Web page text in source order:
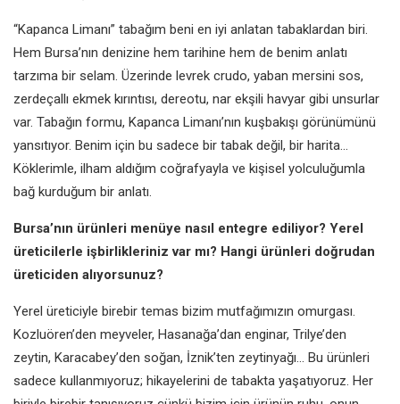
“Kapanca Limanı” tabağım beni en iyi anlatan tabaklardan biri.
Hem Bursa’nın denizine hem tarihine hem de benim anlatı
tarzıma bir selam. Üzerinde levrek crudo, yaban mersini sos,
zerdeçallı ekmek kırıntısı, dereotu, nar ekşili havyar gibi unsurlar
var. Tabağın formu, Kapanca Limanı’nın kuşbakışı görünümünü
yansıtıyor. Benim için bu sadece bir tabak değil, bir harita...
Köklerimle, ilham aldığım coğrafyayla ve kişisel yolculuğumla
bağ kurduğum bir anlatı.
Bursa’nın ürünleri menüye nasıl entegre ediliyor? Yerel
üreticilerle işbirlikleriniz var mı? Hangi ürünleri doğrudan
üreticiden alıyorsunuz?
Yerel üreticiyle birebir temas bizim mutfağımızın omurgası.
Kozluören’den meyveler, Hasanağa’dan enginar, Trilye’den
zeytin, Karacabey’den soğan, İznik’ten zeytinyağı… Bu ürünleri
sadece kullanmıyoruz; hikayelerini de tabakta yaşatıyoruz. Her